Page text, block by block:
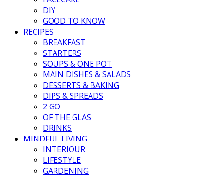
DIY
GOOD TO KNOW
RECIPES
BREAKFAST
STARTERS
SOUPS & ONE POT
MAIN DISHES & SALADS
DESSERTS & BAKING
DIPS & SPREADS
2 GO
OF THE GLAS
DRINKS
MINDFUL LIVING
INTERIOUR
LIFESTYLE
GARDENING